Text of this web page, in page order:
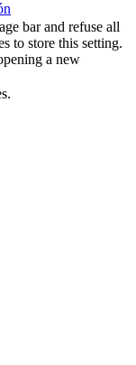
bar and refuse all
to store this setting.
a new